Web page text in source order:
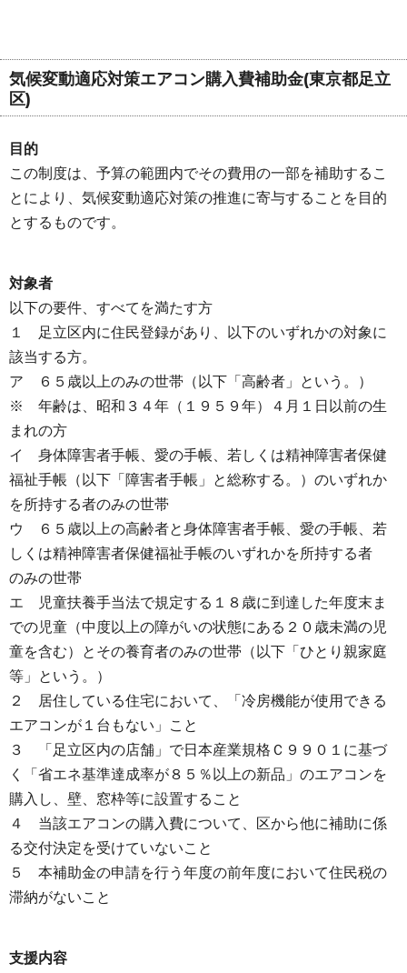
気候変動適応対策エアコン購入費補助金(東京都足立
区)
目的
この制度は、予算の範囲内でその費用の一部を補助するこ
とにより、気候変動適応対策の推進に寄与することを目的
とするものです。
対象者
以下の要件、すべてを満たす方
１ 足立区内に住民登録があり、以下のいずれかの対象に
該当する方。
ア ６５歳以上のみの世帯（以下「高齢者」という。）
※ 年齢は、昭和３４年（１９５９年）４月１日以前の生
まれの方
イ 身体障害者手帳、愛の手帳、若しくは精神障害者保健
福祉手帳（以下「障害者手帳」と総称する。）のいずれか
を所持する者のみの世帯
ウ ６５歳以上の高齢者と身体障害者手帳、愛の手帳、若
しくは精神障害者保健福祉手帳のいずれかを所持する者
のみの世帯
エ 児童扶養手当法で規定する１８歳に到達した年度末ま
での児童（中度以上の障がいの状態にある２０歳未満の児
童を含む）とその養育者のみの世帯（以下「ひとり親家庭
等」という。）
２ 居住している住宅において、「冷房機能が使用できる
エアコンが１台もない」こと
３ 「足立区内の店舗」で日本産業規格Ｃ９９０１に基づ
く「省エネ基準達成率が８５％以上の新品」のエアコンを
購入し、壁、窓枠等に設置すること
４ 当該エアコンの購入費について、区から他に補助に係
る交付決定を受けていないこと
５ 本補助金の申請を行う年度の前年度において住民税の
滞納がないこと
支援内容